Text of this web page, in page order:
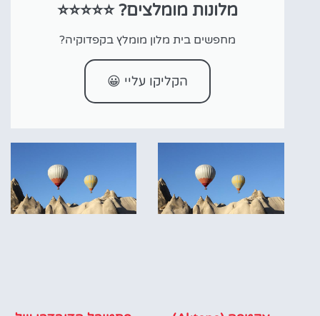
מלונות מומלצים? ⭐⭐⭐⭐⭐
מחפשים בית מלון מומלץ בקפדוקיה?
הקליקו עליי 😀